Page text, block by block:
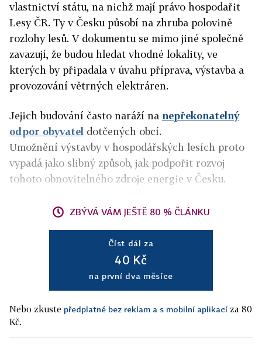
vlastnictví státu, na nichž mají právo hospodařit
Lesy ČR. Ty v Česku působí na zhruba polovině
rozlohy lesů. V dokumentu se mimo jiné společně
zavazují, že budou hledat vhodné lokality, ve
kterých by připadala v úvahu příprava, výstavba a
provozování větrných elektráren.
Jejich budování často naráží na nepřekonatelný
odpor obyvatel dotčených obcí.
Umožnění výstavby v hospodářských lesích proto
vypadá jako slibný způsob, jak podpořit rozvoj
tohoto obnovitelného zdroje energie v Česku.
ZBÝVÁ VÁM JEŠTĚ 80 % ČLÁNKU
Číst dál za
40 Kč
na první dva měsíce
Nebo zkuste předplatné bez reklam a s mobilní aplikací za 80
Kč.